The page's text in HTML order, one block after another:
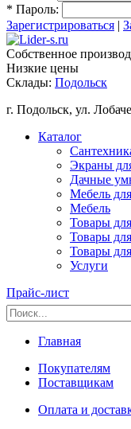
* Пароль:
Зарегистрироваться |
Собственное
Низкие цены
Склады: Подольск
г. Подольск, ул.
Каталог
Экраны
Дачные
Мебель
Мебель
Товары
Товары
Товары
Услуги
Прайс-лист
Главная
Покупателям
Поставщикам
Оплата и